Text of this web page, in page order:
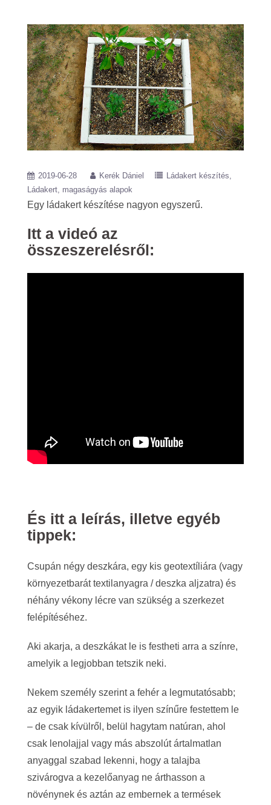
2019-06-28 Kerék Dániel
Ládakert készítés
Ládakert, magaságyás alapok
Egy ládakert készítése nagyon egyszerű.
Itt a videó az
összeszerelésről:
És itt a leírás, illetve egyéb
tippek:
Csupán négy deszkára, egy kis geotextíliára (vagy
környezetbarát textilanyagra / deszka aljzatra) és
néhány vékony lécre van szükség a szerkezet
felépítéséhez.
Aki akarja, a deszkákat le is festheti arra a színre,
amelyik a legjobban tetszik neki.
Nekem személy szerint a fehér a legmutatósabb;
az egyik ládakertemet is ilyen színűre festettem le
– de csak kívülről, belül hagytam natúran, ahol
csak lenolajjal vagy más abszolút ártalmatlan
anyaggal szabad lekenni, hogy a talajba
szivárogva a kezelőanyag ne árthasson a
növénynek és aztán az embernek a termések